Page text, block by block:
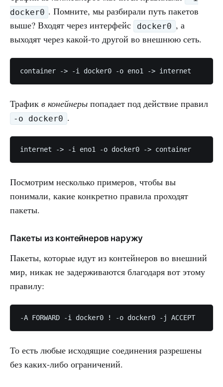
docker0 . Помните, мы разбирали путь пакетов
выше? Входят через интерфейс
docker0 , а
выходят через какой-то другой во внешнюю сеть.
container -> -i docker0 -o eno1 -> internet
Трафик в конейнеры попадает под действие правил
-o docker0 .
internet -> -i eno1 -o docker0 -> container
Посмотрим несколько примеров, чтобы вы
понимали, какие конкретно правила проходят
пакеты.
Пакеты из контейнеров наружу
Пакеты, которые идут из контейнеров во внешний
мир, никак не задерживаются благодаря вот этому
правилу:
-A FORWARD -i docker0 ! -o docker0 -j ACCEPT
То есть любые исходящие соединения разрешены
без каких-либо ограничений.